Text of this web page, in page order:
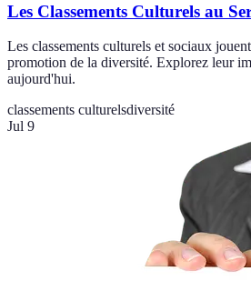
Les Classements Culturels au
Les classements culturels et sociaux
promotion de la diversité. Explorez leur
aujourd'hui.
classements culturelsdiversité
Jul 9